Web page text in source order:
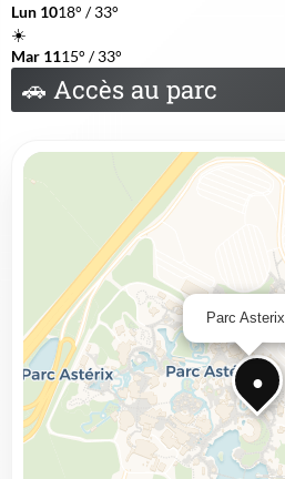
Lun 1018° / 33°
☀️
Mar 1115° / 33°
🚗 Accès au parc
●
Parc Asterix